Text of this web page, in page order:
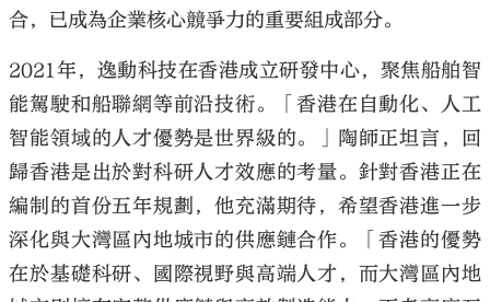
合，已成為企業核心競爭力的重要組成部分。
2021年，逸動科技在香港成立研發中心，聚焦船舶智
能駕駛和船聯網等前沿技術。「香港在自動化、人工
智能領域的人才優勢是世界級的。」陶師正坦言，回
歸香港是出於對科研人才效應的考量。針對香港正在
編制的首份五年規劃，他充滿期待，希望香港進一步
深化與大灣區內地城市的供應鏈合作。「香港的優勢
在於基礎科研、國際視野與高端人才，而大灣區內地